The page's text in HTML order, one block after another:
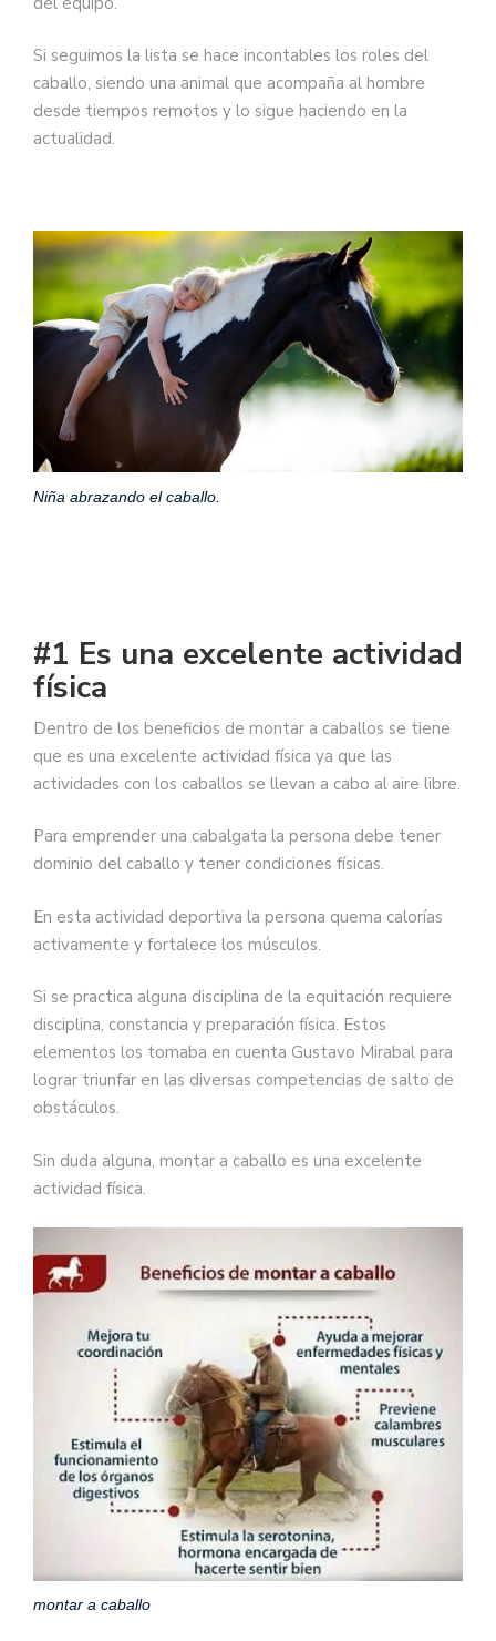
Si seguimos la lista se hace incontables los roles del
caballo, siendo una animal que acompaña al hombre
desde tiempos remotos y lo sigue haciendo en la
actualidad.
Niña abrazando el caballo.
#1 Es una excelente actividad
física
Dentro de los beneficios de montar a caballos se tiene
que es una excelente actividad física ya que las
actividades con los caballos se llevan a cabo al aire libre.
Para emprender una cabalgata la persona debe tener
dominio del caballo y tener condiciones físicas.
En esta actividad deportiva la persona quema calorías
activamente y fortalece los músculos.
Si se practica alguna disciplina de la equitación requiere
disciplina, constancia y preparación física. Estos
elementos los tomaba en cuenta Gustavo Mirabal para
lograr triunfar en las diversas competencias de salto de
obstáculos.
Sin duda alguna, montar a caballo es una excelente
actividad física.
montar a caballo